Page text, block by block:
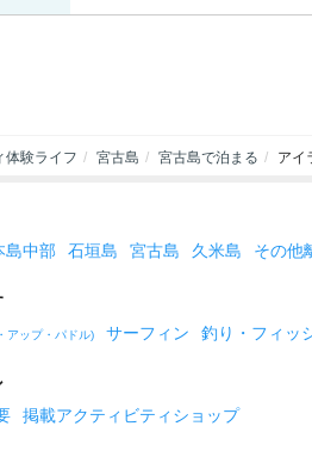
体験ライフ 宮古島 宮古島で泊まる アイ
島中部 石垣島 宮古島 久米島 その他
アップ・パドル) サーフィン 釣り・フィッ
掲載アクティビティショップ